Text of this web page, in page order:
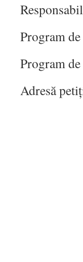
Program
Program
Adresă